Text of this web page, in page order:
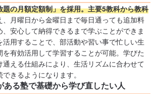
題の月額定額制」を採用。主要5教科から教科
、月曜日から金曜日まで毎日通っても追加料
安心して納得できるまで学ぶことができま
用することで、部活動や習い事で忙しい生
有効活用して学習することが可能。学びた
通える仕組みにより、生活リズムに合わせて
きるようになります。
ある塾で基礎から学び直したい人